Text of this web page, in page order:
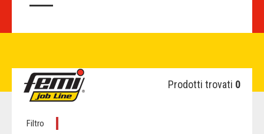
Prodotti trovati 0
Filtro